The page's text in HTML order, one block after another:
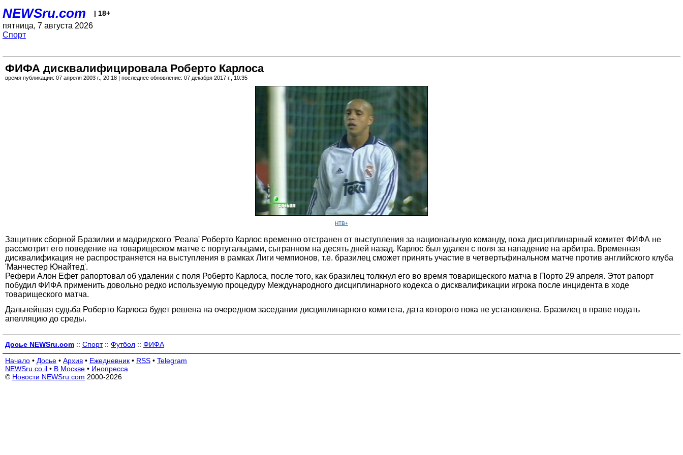
NEWSru.com | 18+
пятница, 7 августа 2026
Спорт
ФИФА дисквалифицировала Роберто Карлоса
время публикации: 07 апреля 2003 г., 20:18 | последнее обновление: 07 декабря 2017 г., 10:35
НТВ+
Защитник сборной Бразилии и мадридского 'Реала' Роберто Карлос временно отстранен от выступления за национальную команду, пока дисциплинарный комитет ФИФА не
рассмотрит его поведение на товарищеском матче с португальцами, сыгранном на десять дней назад. Карлос был удален с поля за нападение на арбитра. Временная
дисквалификация не распространяется на выступления в рамках Лиги чемпионов, т.е. бразилец сможет принять участие в четвертьфинальном матче против английского клуба
'Манчестер Юнайтед'.
Рефери Алон Ефет рапортовал об удалении с поля Роберто Карлоса, после того, как бразилец толкнул его во время товарищеского матча в Порто 29 апреля. Этот рапорт
побудил ФИФА применить довольно редко используемую процедуру Международного дисциплинарного кодекса о дисквалификации игрока после инцидента в ходе
товарищеского матча.
Дальнейшая судьба Роберто Карлоса будет решена на очередном заседании дисциплинарного комитета, дата которого пока не установлена. Бразилец в праве подать
апелляцию до среды.
Досье NEWSru.com :: Спорт:: Футбол :: ФИФА
Начало • Досье • Архив • Ежедневник • RSS • Telegram
NEWSru.co.il • В Москве • Инопресса
© Новости NEWSru.com 2000-2026